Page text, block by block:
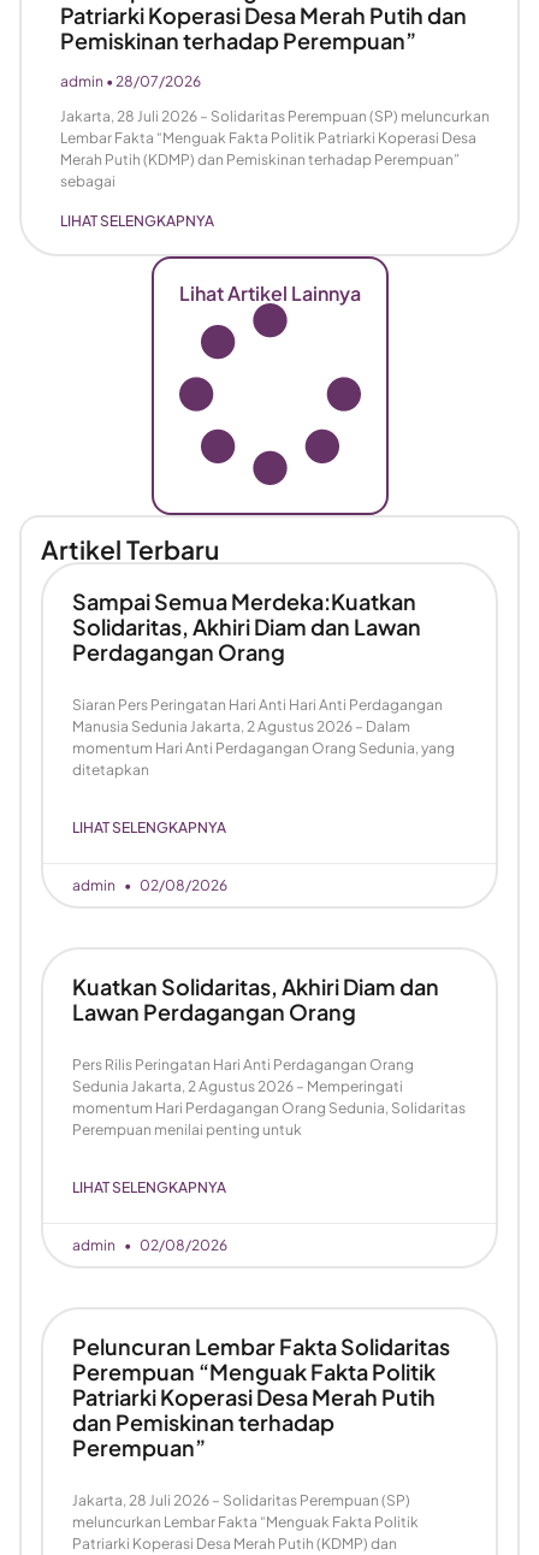
Patriarki Koperasi Desa Merah Putih dan
Pemiskinan terhadap Perempuan”
admin
28/07/2026
Jakarta, 28 Juli 2026 – Solidaritas Perempuan (SP) meluncurkan
Lembar Fakta “Menguak Fakta Politik Patriarki Koperasi Desa
Merah Putih (KDMP) dan Pemiskinan terhadap Perempuan”
sebagai
LIHAT SELENGKAPNYA
Lihat Artikel Lainnya
Artikel Terbaru
Sampai Semua Merdeka:Kuatkan
Solidaritas, Akhiri Diam dan Lawan
Perdagangan Orang
Siaran Pers Peringatan Hari Anti Hari Anti Perdagangan
Manusia Sedunia Jakarta, 2 Agustus 2026 – Dalam
momentum Hari Anti Perdagangan Orang Sedunia, yang
ditetapkan
LIHAT SELENGKAPNYA
admin 02/08/2026
Kuatkan Solidaritas, Akhiri Diam dan
Lawan Perdagangan Orang
Pers Rilis Peringatan Hari Anti Perdagangan Orang
Sedunia Jakarta, 2 Agustus 2026 – Memperingati
momentum Hari Perdagangan Orang Sedunia, Solidaritas
Perempuan menilai penting untuk
LIHAT SELENGKAPNYA
admin 02/08/2026
Peluncuran Lembar Fakta Solidaritas
Perempuan “Menguak Fakta Politik
Patriarki Koperasi Desa Merah Putih
dan Pemiskinan terhadap
Perempuan”
Jakarta, 28 Juli 2026 – Solidaritas Perempuan (SP)
meluncurkan Lembar Fakta “Menguak Fakta Politik
Patriarki Koperasi Desa Merah Putih (KDMP) dan